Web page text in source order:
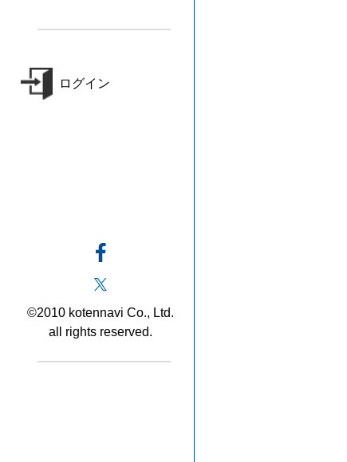
ログイン
©2010 kotennavi Co., Ltd.
all rights reserved.